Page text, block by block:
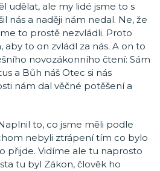
udělat, ale my lidé jsme to s
nás a naději nám nedal. Ne, že
to prostě nezvládli. Proto
aby to on zvládl za nás. A on to
novozákonního čtení: Sám
a Bůh náš Otec si nás
nám dal věčné potěšení a
to, co jsme měli podle
nebyli ztrápení tím co bylo
přijde. Vidíme ale tu naprosto
tu byl Zákon, člověk ho